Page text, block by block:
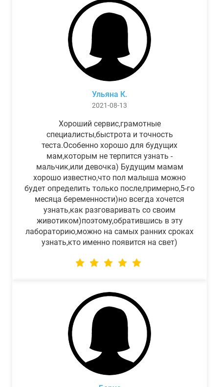
Ульяна К.
2021-08-13
Хороший сервис,грамотные
специалисты,быстрота и точность
теста.Особенно хорошо для будущих
мам,которым не терпится узнать -
мальчик,или девочка) Будущим мамам
хорошо известно,что пол малыша можно
будет определить только после,примерно,5-го
месяца беременности)но всегда хочется
узнать,как разговаривать со своим
животиком)поэтому,обратившись в эту
лабораторию,можно на самых ранних сроках
узнать,кто именно появится на свет)